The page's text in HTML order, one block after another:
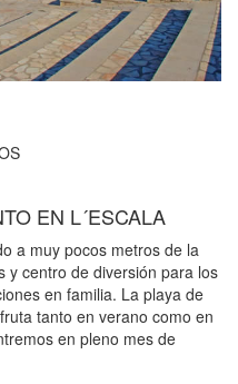
EN L´ESCALA
a muy pocos metros de la
y centro de diversión para los
en familia. La playa de
tanto en verano como en
en pleno mes de